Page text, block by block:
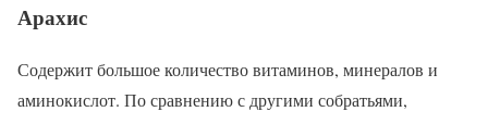
Арахис
Содержит большое количество витаминов, минералов и
аминокислот. По сравнению с другими собратьями,